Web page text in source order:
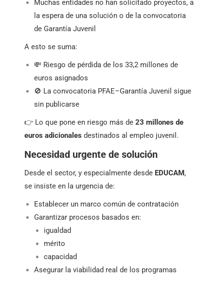
Muchas entidades no han solicitado proyectos, a
la espera de una solución o de la convocatoria
de Garantía Juvenil
A esto se suma:
💸 Riesgo de pérdida de los 33,2 millones de
euros asignados
🚫 La convocatoria PFAE–Garantía Juvenil sigue
sin publicarse
👉 Lo que pone en riesgo más de 23 millones de
euros adicionales destinados al empleo juvenil.
Necesidad urgente de solución
Desde el sector, y especialmente desde EDUCAM,
se insiste en la urgencia de:
Establecer un marco común de contratación
Garantizar procesos basados en:
igualdad
mérito
capacidad
Asegurar la viabilidad real de los programas